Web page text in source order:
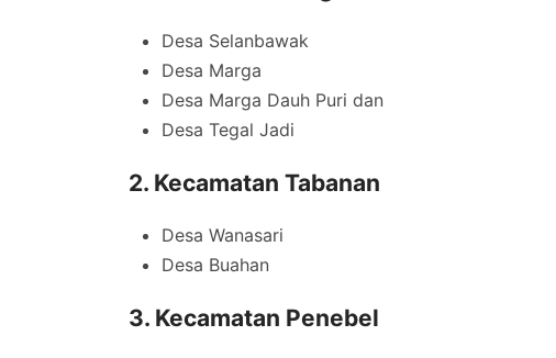
Desa Selanbawak
Desa Marga
Desa Marga Dauh Puri dan
Desa Tegal Jadi
2. Kecamatan Tabanan
Desa Wanasari
Desa Buahan
3. Kecamatan Penebel